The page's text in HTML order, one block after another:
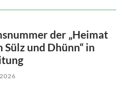
der „Heimat
Sülz und Dhünn“ in